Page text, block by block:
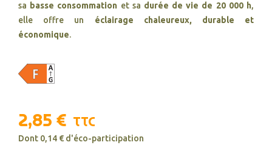
sa basse consommation et sa durée de vie de 20 000 h,
elle offre un éclairage chaleureux, durable et
économique.
2,85 € TTC
Dont 0,14 € d'éco-participation